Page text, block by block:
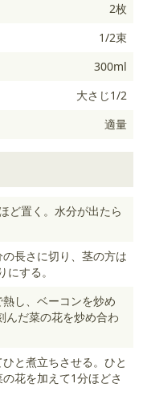
2枚
1/2束
300ml
大さじ1/2
適量
ど置く。水分が出たら
長さに切り、茎の方は
する。
し、ベーコンを炒め
んだ菜の花を炒め合わ
と煮立ちさせる。ひと
花を加えて1分ほどさ